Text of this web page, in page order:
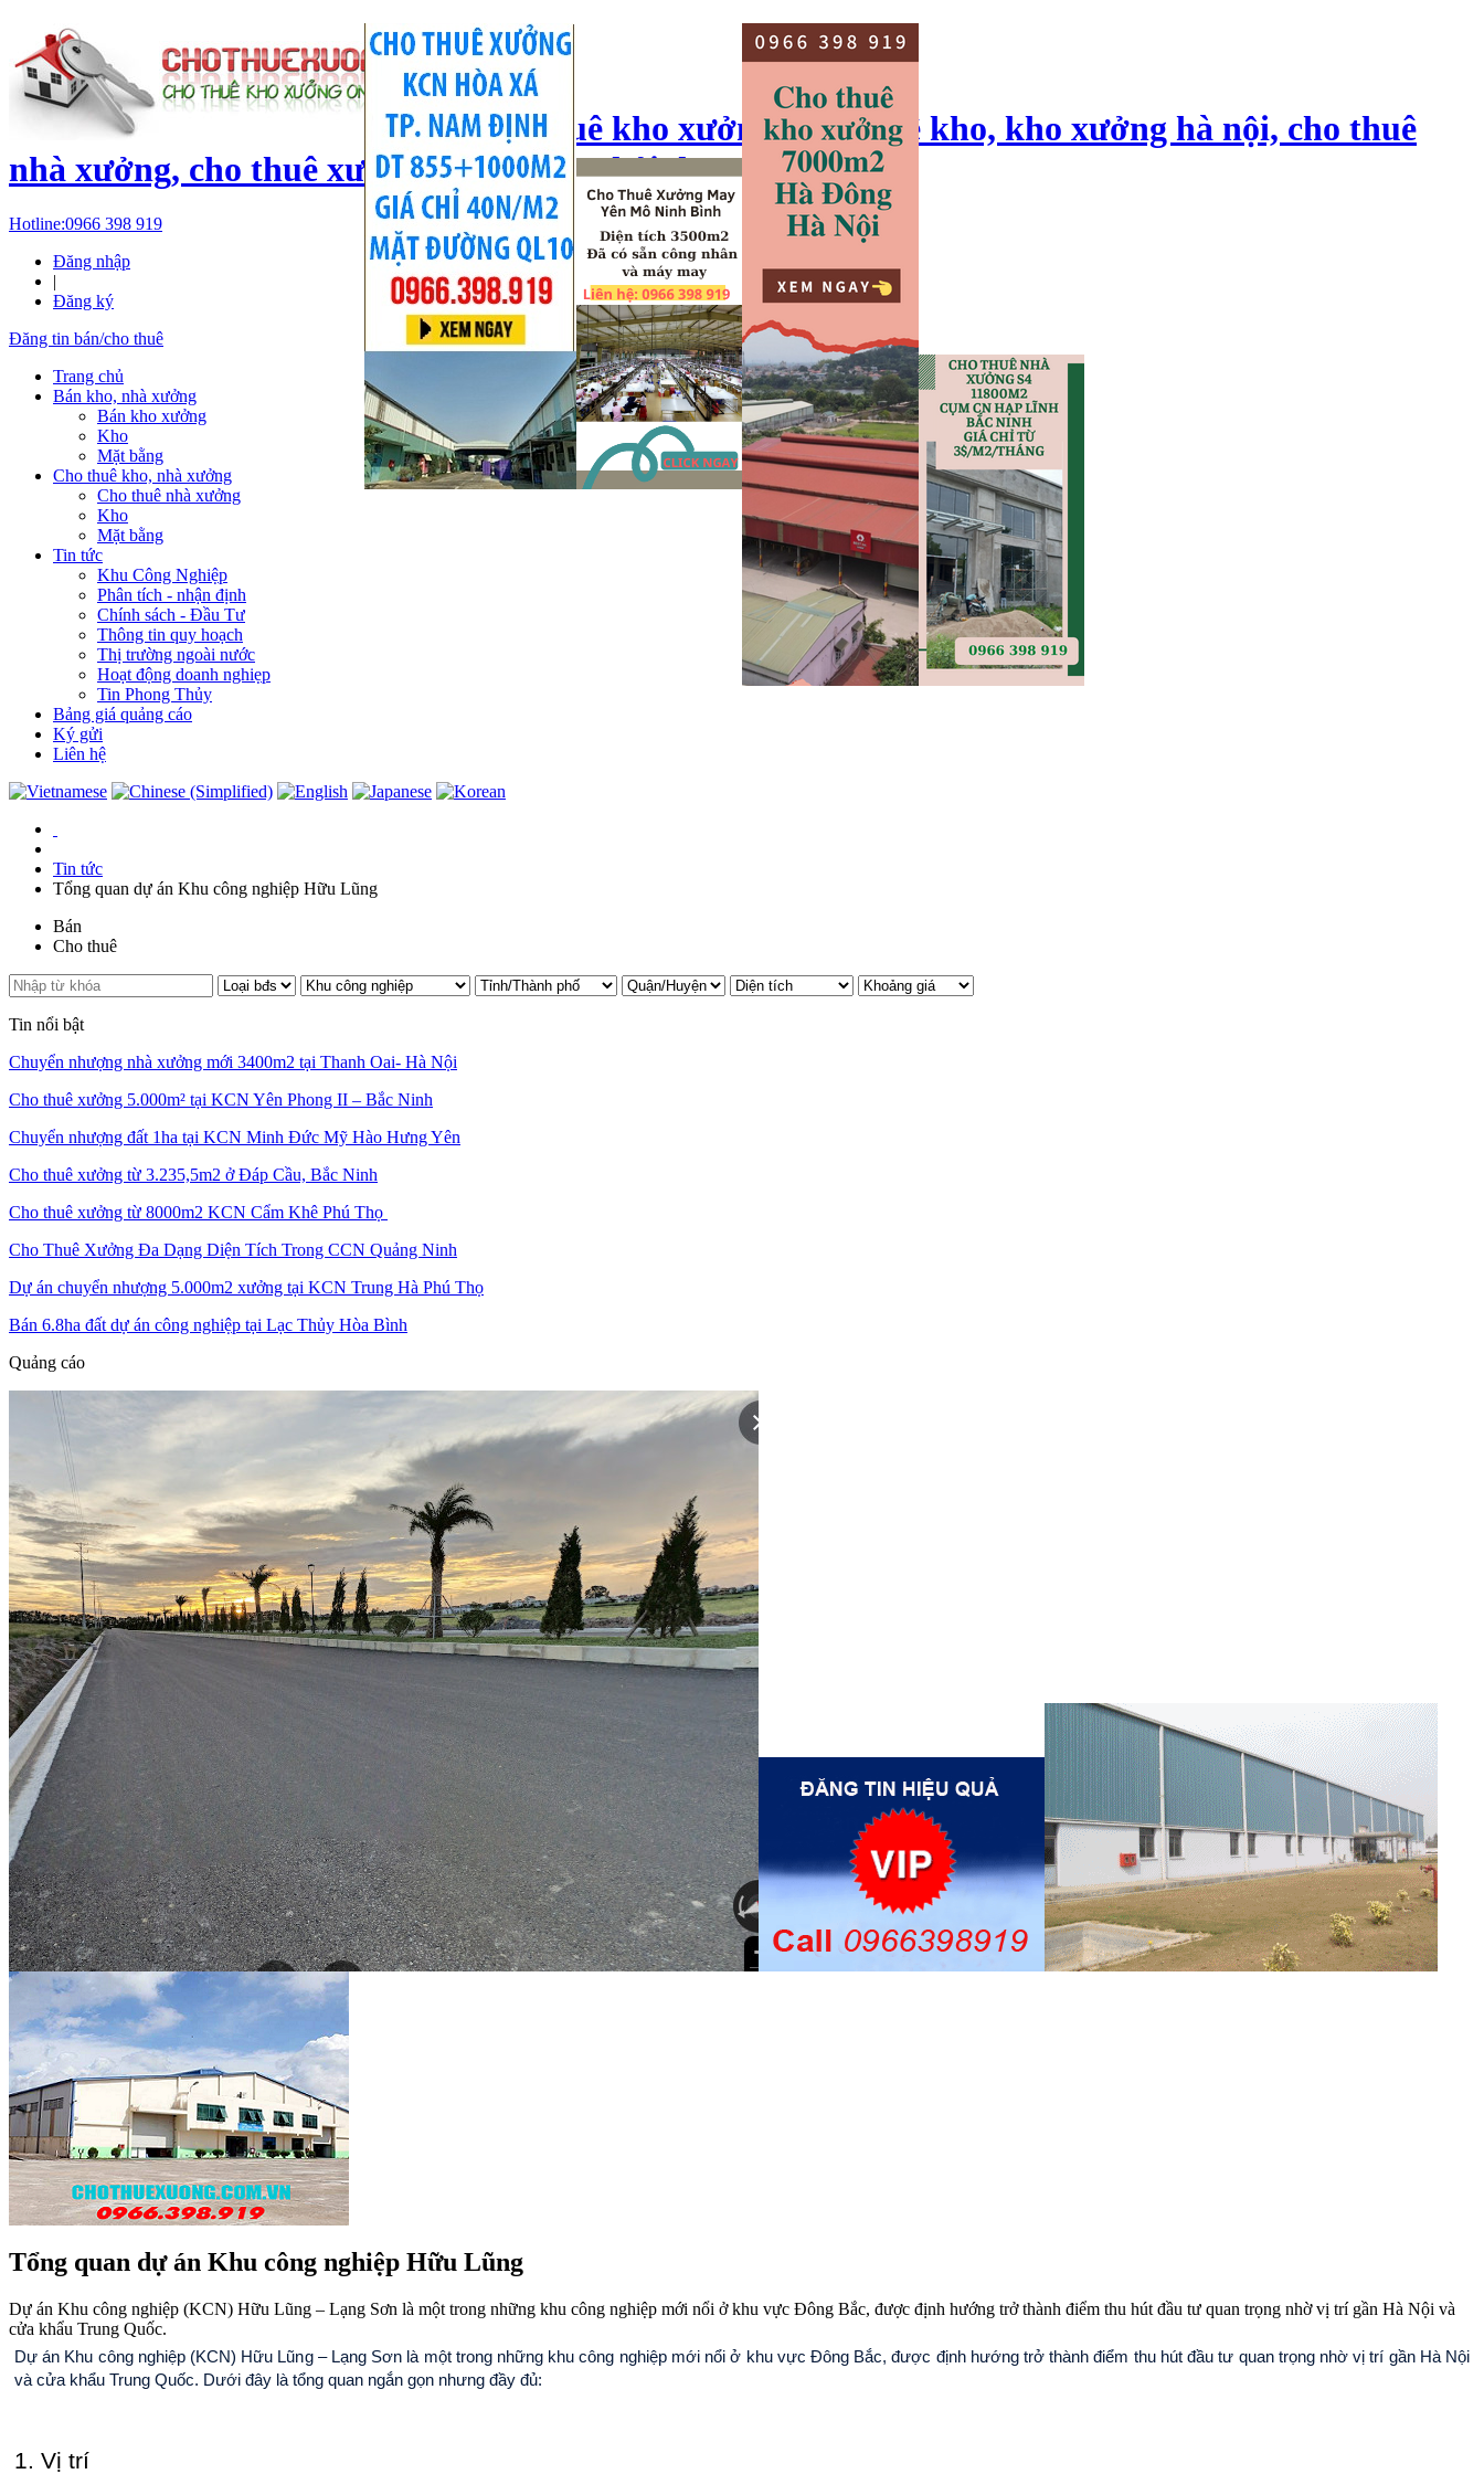
cho thuê kho xưởng, cho thuê kho, kho xưởng hà nội, cho thuê
nhà xưởng, cho thuê xưởng, kho xưởng hải dương
Hotline:0966 398 919
Đăng nhập
|
Đăng ký
Đăng tin bán/cho thuê
Trang chủ
Bán kho, nhà xưởng
Bán kho xưởng
Kho
Mặt bằng
Cho thuê kho, nhà xưởng
Cho thuê nhà xưởng
Kho
Mặt bằng
Tin tức
Khu Công Nghiệp
Phân tích - nhận định
Chính sách - Đầu Tư
Thông tin quy hoạch
Thị trường ngoài nước
Hoạt động doanh nghiẹp
Tin Phong Thủy
Bảng giá quảng cáo
Ký gửi
Liên hệ
Tin tức
Tổng quan dự án Khu công nghiệp Hữu Lũng
Bán
Cho thuê
Tin nổi bật
Chuyển nhượng nhà xưởng mới 3400m2 tại Thanh Oai- Hà Nội
Cho thuê xưởng 5.000m² tại KCN Yên Phong II – Bắc Ninh
Chuyển nhượng đất 1ha tại KCN Minh Đức Mỹ Hào Hưng Yên
Cho thuê xưởng từ 3.235,5m2 ở Đáp Cầu, Bắc Ninh
Cho thuê xưởng từ 8000m2 KCN Cẩm Khê Phú Thọ
Cho Thuê Xưởng Đa Dạng Diện Tích Trong CCN Quảng Ninh
Dự án chuyển nhượng 5.000m2 xưởng tại KCN Trung Hà Phú Thọ
Bán 6.8ha đất dự án công nghiệp tại Lạc Thủy Hòa Bình
Quảng cáo
Tổng quan dự án Khu công nghiệp Hữu Lũng
Dự án Khu công nghiệp (KCN) Hữu Lũng – Lạng Sơn là một trong những khu công nghiệp mới nổi ở khu vực Đông Bắc, được định hướng trở thành điểm thu hút đầu tư quan trọng nhờ vị trí gần Hà Nội và
cửa khẩu Trung Quốc.
Dự án Khu công nghiệp (KCN) Hữu Lũng – Lạng Sơn là một trong những khu công nghiệp mới nổi ở khu vực Đông Bắc, được định hướng trở thành điểm thu hút đầu tư quan trọng nhờ vị trí gần Hà Nội
và cửa khẩu Trung Quốc. Dưới đây là tổng quan ngắn gọn nhưng đầy đủ:
1. Vị trí